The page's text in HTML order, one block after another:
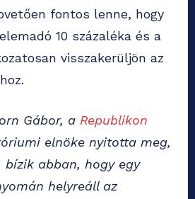
fontos lenne, hogy
10 százaléka és a
visszakerüljön az
Gábor, a Republikon
elnöke nyitotta meg,
bízik abban, hogy egy
helyreáll az